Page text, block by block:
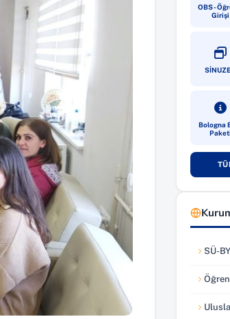
OBS -
Girişi
Bologna
Paketi
SÜ-
(yeni
(yeni
(yeni